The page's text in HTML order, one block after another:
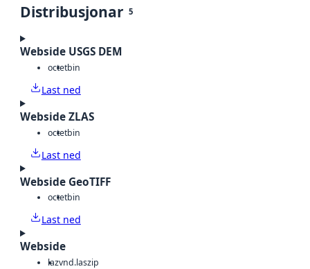
Distribusjonar 5
Webside USGS DEM
octetbin
Last ned
Webside ZLAS
octetbin
Last ned
Webside GeoTIFF
octetbin
Last ned
Webside
lazvnd.laszip